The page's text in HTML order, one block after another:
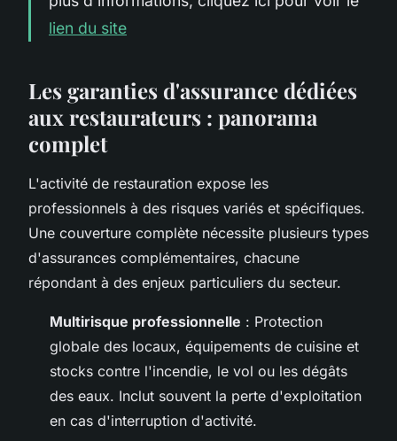
lien du site
Les garanties d'assurance dédiées
aux restaurateurs : panorama
complet
L'activité de restauration expose les
professionnels à des risques variés et spécifiques.
Une couverture complète nécessite plusieurs types
d'assurances complémentaires, chacune
répondant à des enjeux particuliers du secteur.
Multirisque professionnelle : Protection
globale des locaux, équipements de cuisine et
stocks contre l'incendie, le vol ou les dégâts
des eaux. Inclut souvent la perte d'exploitation
en cas d'interruption d'activité.